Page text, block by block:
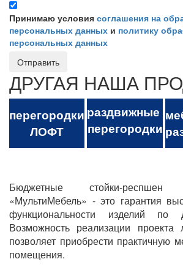
Принимаю условия соглашения на
персональных данных и политику
персональных данных
Отправить
ДРУГАЯ НАША
перегородки
ЛОФТ
раздвижные
перегородки
Бюджетные стойки-
«МультиМебель» - это гарантия
функциональности изделий по
Возможность реализации проекта
позволяет приобрести практичную
помещения.